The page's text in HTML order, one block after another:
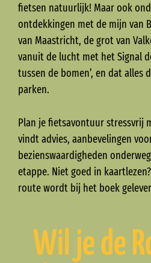
fietsen natuurlijk! Maar ook
ontdekkingen met de mijn van
van Maastricht, de grot van
vanuit de lucht met het Signal
tussen de bomen’, en dat
parken.
Plan je fietsavontuur stressvrij
vindt advies, aanbevelingen
bezienswaardigheden
etappe. Niet goed in
route wordt bij het boek
Wil je de